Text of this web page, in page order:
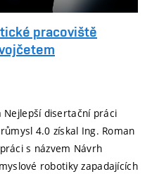
pracoviště
Nejlepší disertační práci
4.0 získal Ing. Roman
s názvem Návrh
robotiky zapadajících